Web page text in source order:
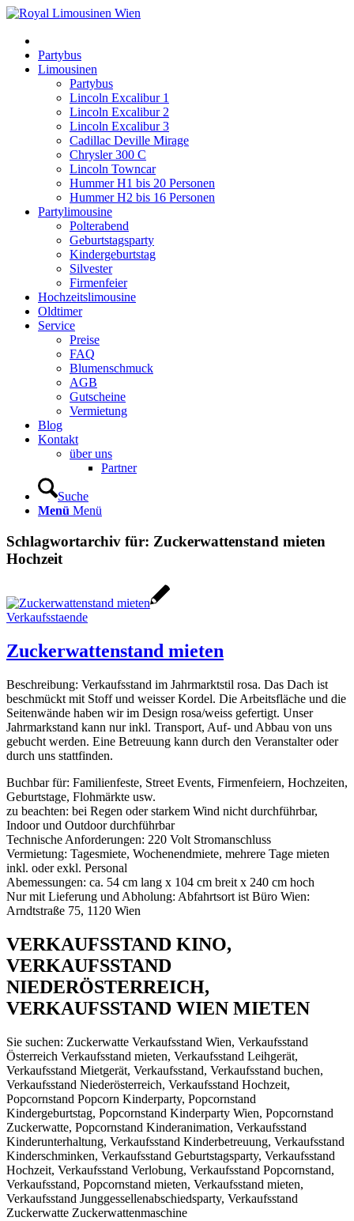
Partybus
Limousinen
Partybus
Lincoln Excalibur 1
Lincoln Excalibur 2
Lincoln Excalibur 3
Cadillac Deville Mirage
Chrysler 300 C
Lincoln Towncar
Hummer H1 bis 20 Personen
Hummer H2 bis 16 Personen
Partylimousine
Polterabend
Geburtstagsparty
Kindergeburtstag
Silvester
Firmenfeier
Hochzeitslimousine
Oldtimer
Service
Preise
FAQ
Blumenschmuck
AGB
Gutscheine
Vermietung
Blog
Kontakt
über uns
Partner
Suche
Menü Menü
Schlagwortarchiv für: Zuckerwattenstand mieten
Hochzeit
Verkaufsstaende
Zuckerwattenstand mieten
Beschreibung: Verkaufsstand im Jahrmarktstil rosa. Das Dach ist
beschmückt mit Stoff und weisser Kordel. Die Arbeitsfläche und die
Seitenwände haben wir im Design rosa/weiss gefertigt. Unser
Jahrmarkstand kann nur inkl. Transport, Auf- und Abbau von uns
gebucht werden. Eine Betreuung kann durch den Veranstalter oder
durch uns stattfinden.
Buchbar für: Familienfeste, Street Events, Firmenfeiern, Hochzeiten,
Geburtstage, Flohmärkte usw.
zu beachten: bei Regen oder starkem Wind nicht durchführbar,
Indoor und Outdoor durchführbar
Technische Anforderungen: 220 Volt Stromanschluss
Vermietung: Tagesmiete, Wochenendmiete, mehrere Tage mieten
inkl. oder exkl. Personal
Abemessungen: ca. 54 cm lang x 104 cm breit x 240 cm hoch
Nur mit Lieferung und Abholung: Abfahrtsort ist Büro Wien:
Arndtstraße 75, 1120 Wien
VERKAUFSSTAND KINO,
VERKAUFSSTAND
NIEDERÖSTERREICH,
VERKAUFSSTAND WIEN MIETEN
Sie suchen: Zuckerwatte Verkaufsstand Wien, Verkaufsstand
Österreich Verkaufsstand mieten, Verkaufsstand Leihgerät,
Verkaufsstand Mietgerät, Verkaufsstand, Verkaufsstand buchen,
Verkaufsstand Niederösterreich, Verkaufsstand Hochzeit,
Popcornstand Popcorn Kinderparty, Popcornstand
Kindergeburtstag, Popcornstand Kinderparty Wien, Popcornstand
Zuckerwatte, Popcornstand Kinderanimation, Verkaufsstand
Kinderunterhaltung, Verkaufsstand Kinderbetreuung, Verkaufsstand
Kinderschminken, Verkaufsstand Geburtstagsparty, Verkaufsstand
Hochzeit, Verkaufsstand Verlobung, Verkaufsstand Popcornstand,
Verkaufsstand, Popcornstand mieten, Verkaufsstand mieten,
Verkaufsstand Junggessellenabschiedsparty, Verkaufsstand
Zuckerwatte Zuckerwattenmaschine